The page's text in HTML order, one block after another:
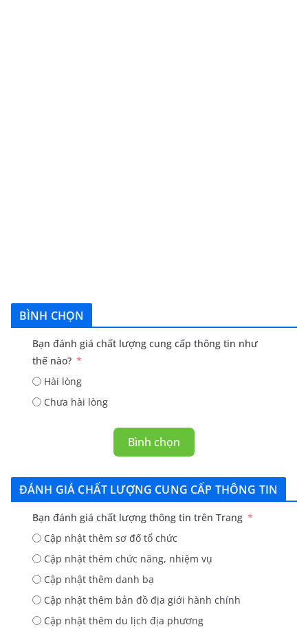
BÌNH CHỌN
Bạn đánh giá chất lượng cung cấp thông tin như
thế nào?
Hài lòng
Chưa hài lòng
Bình chọn
ĐÁNH GIÁ CHẤT LƯỢNG CUNG CẤP THÔNG TIN
Bạn đánh giá chất lượng thông tin trên Trang
Cập nhật thêm sơ đố tổ chức
Cập nhật thêm chức năng, nhiệm vụ
Cập nhật thêm danh bạ
Cập nhật thêm bản đồ địa giới hành chính
Cập nhật thêm du lịch địa phương